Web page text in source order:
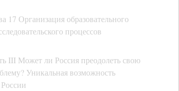
17 Организация образовательного
процессов
III Может ли Россия преодолеть свою
Уникальная возможность